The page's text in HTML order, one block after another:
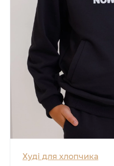
Худі для хлопчика